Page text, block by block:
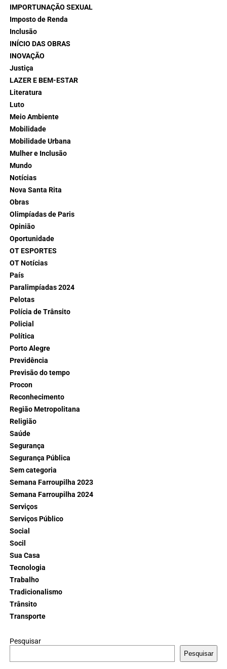
IMPORTUNAÇÃO SEXUAL
Imposto de Renda
Inclusão
INÍCIO DAS OBRAS
INOVAÇÃO
Justiça
LAZER E BEM-ESTAR
Literatura
Luto
Meio Ambiente
Mobilidade
Mobilidade Urbana
Mulher e Inclusão
Mundo
Notícias
Nova Santa Rita
Obras
Olimpíadas de Paris
Opinião
Oportunidade
OT ESPORTES
OT Notícias
País
Paralimpíadas 2024
Pelotas
Polícia de Trânsito
Policial
Política
Porto Alegre
Previdência
Previsão do tempo
Procon
Reconhecimento
Região Metropolitana
Religião
Saúde
Segurança
Segurança Pública
Sem categoria
Semana Farroupilha 2023
Semana Farroupilha 2024
Serviços
Serviços Público
Social
Socil
Sua Casa
Tecnologia
Trabalho
Tradicionalismo
Trânsito
Transporte
Pesquisar
Pesquisar